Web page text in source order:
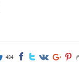
484